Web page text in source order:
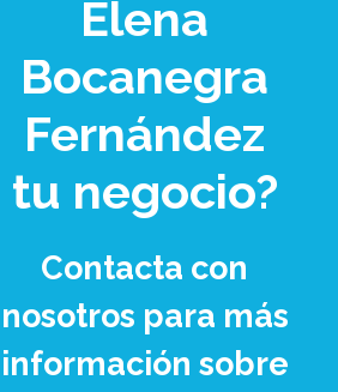
Elena
Bocanegra
Fernández
tu negocio?
Contacta con
nosotros para más
información sobre